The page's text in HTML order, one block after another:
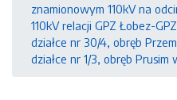
znamionowym 110kV na
110kV relacji GPZ Łobez-
działce nr 30/4, obręb
działce nr 1/3, obręb Prusim